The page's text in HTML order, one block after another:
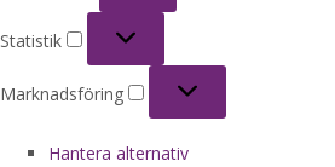
Statistik
Marknadsföring
Hantera alternativ